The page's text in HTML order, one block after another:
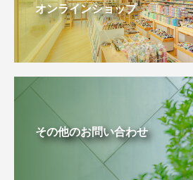
オンラインショップ
その他のお問い合わせ